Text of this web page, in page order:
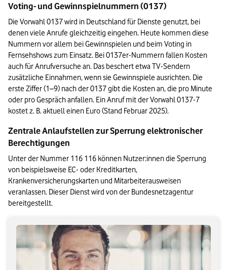
Voting- und Gewinnspielnummern (0137)
Die Vorwahl 0137 wird in Deutschland für Dienste genutzt, bei
denen viele Anrufe gleichzeitig eingehen. Heute kommen diese
Nummern vor allem bei Gewinnspielen und beim Voting in
Fernsehshows zum Einsatz. Bei 0137er-Nummern fallen Kosten
auch für Anrufversuche an. Das beschert etwa TV-Sendern
zusätzliche Einnahmen, wenn sie Gewinnspiele ausrichten. Die
erste Ziffer (1–9) nach der 0137 gibt die Kosten an, die pro Minute
oder pro Gespräch anfallen. Ein Anruf mit der Vorwahl 0137-7
kostet z. B. aktuell einen Euro (Stand Februar 2025).
Zentrale Anlaufstellen zur Sperrung elektronischer
Berechtigungen
Unter der Nummer 116 116 können Nutzer:innen die Sperrung
von beispielsweise EC- oder Kreditkarten,
Krankenversicherungskarten und Mitarbeiterausweisen
veranlassen. Dieser Dienst wird von der Bundesnetzagentur
bereitgestellt.